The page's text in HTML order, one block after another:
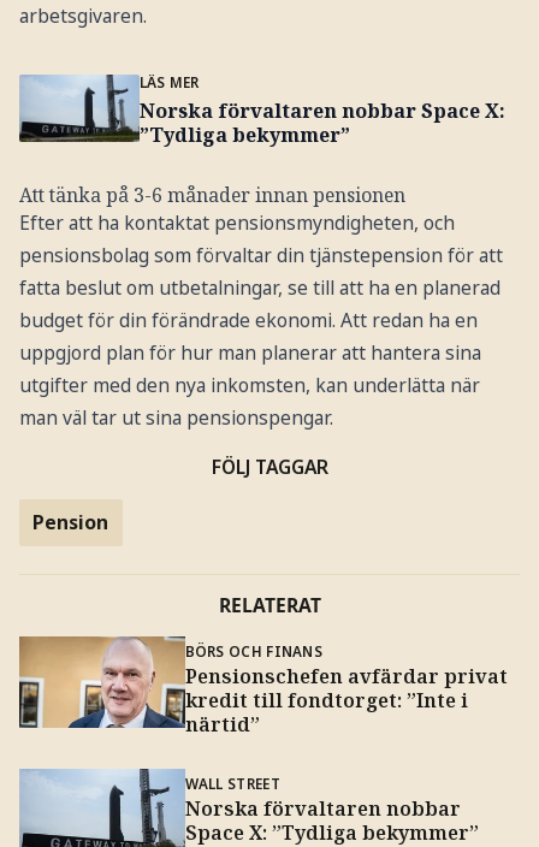
arbetsgivaren.
LÄS MER
Norska förvaltaren nobbar Space X:
”Tydliga bekymmer”
Att tänka på 3-6 månader innan pensionen
Efter att ha kontaktat pensionsmyndigheten, och
pensionsbolag som förvaltar din tjänstepension för att
fatta beslut om utbetalningar, se till att ha en planerad
budget för din förändrade ekonomi. Att redan ha en
uppgjord plan för hur man planerar att hantera sina
utgifter med den nya inkomsten, kan underlätta när
man väl tar ut sina pensionspengar.
FÖLJ TAGGAR
Pension
RELATERAT
BÖRS OCH FINANS
Pensionschefen avfärdar privat
kredit till fondtorget: ”Inte i
närtid”
WALL STREET
Norska förvaltaren nobbar
Space X: ”Tydliga bekymmer”